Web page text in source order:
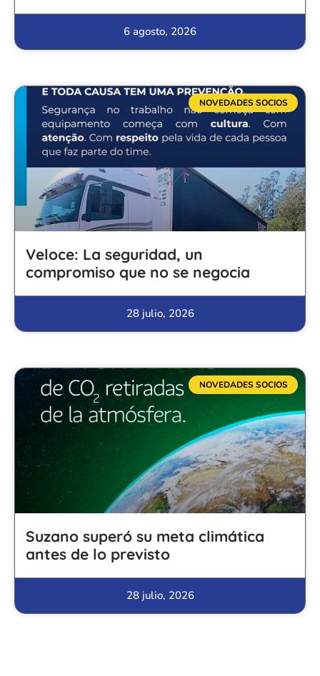
6 agosto, 2026
NOVEDADES SOCIOS
Veloce: La seguridad, un
compromiso que no se negocia
28 julio, 2026
NOVEDADES SOCIOS
Suzano superó su meta climática
antes de lo previsto
28 julio, 2026